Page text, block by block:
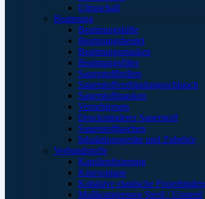
Ultraschall
Beatmung
Beatmungshilfe
Beatmungsbeutel
Beatmungsmasken
Beatmungsfilter
Sauerstoffbrillen
Sauerstoffverbindungsschlauch
Sauerstoffmasken
Verneblersets
Druckminderer Sauerstoff
Sauerstofftaschen
Inhalationsgeräte und Zubehör
Verbandstoffe
Kanülenfixierung
Kinesoptape
Kohäsive elastische Fixierbinden
Mullkompressen Steril / Unsteril